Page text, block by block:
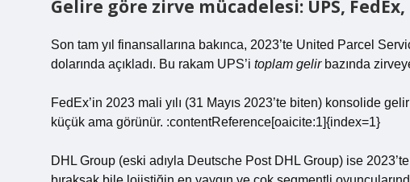
Gelire göre zirve mücadelesi: UPS, FedEx,
Son tam yıl finansallarına bakınca, 2023’te United Parcel
dolarında açıkladı. Bu rakam UPS’i toplam gelirbazında
FedEx’in 2023 mali yılı (31 Mayıs 2023’te biten) konsolide
küçük ama görünür. :contentReference[oaicite:1]{index=1}
DHL Group (eski adıyla Deutsche Post DHL Group) ise